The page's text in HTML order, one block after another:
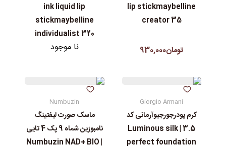
lip stickmaybelline
creator 35
تومان930,000
ink liquid lip
stickmaybelline
individualist 320
نا موجود
Giorgio Armani
کرم پودرجورجیوآرمانی کد
3.5 | Luminous silk
perfect foundation
Numbuzin
ماسک صورت لیفتینگ
نامبوزین شماه 9 پک 4 تایی
| Numbuzin NAD+ BIO